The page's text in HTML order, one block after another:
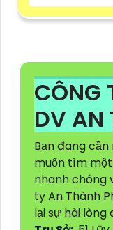
CÔNG
DV AN
Bạn đang
muốn tìm
nhanh chóng
ty An Thành
lại sự hài lòng